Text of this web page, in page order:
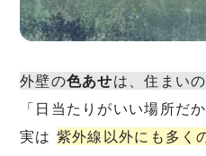
外壁の色あせは、住まい
「日当たりがいい場所だ
実は 紫外線以外にも多く